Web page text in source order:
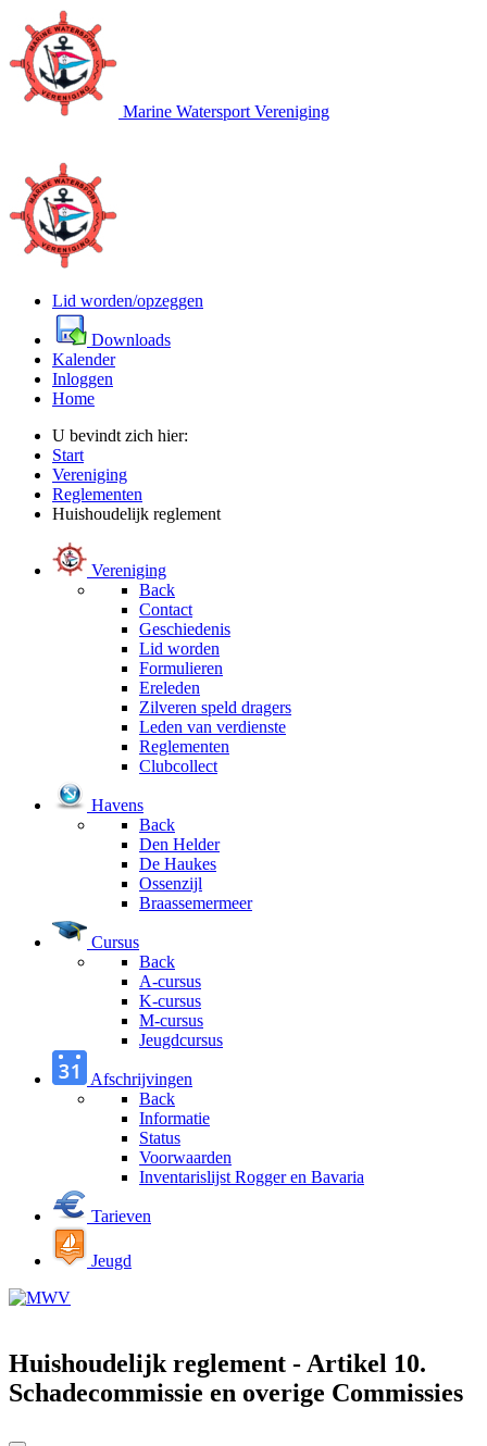
Marine Watersport Vereniging
Lid worden/opzeggen
Downloads
Kalender
Inloggen
Home
U bevindt zich hier:
Start
Vereniging
Reglementen
Huishoudelijk reglement
Vereniging
Back
Contact
Geschiedenis
Lid worden
Formulieren
Ereleden
Zilveren speld dragers
Leden van verdienste
Reglementen
Clubcollect
Havens
Back
Den Helder
De Haukes
Ossenzijl
Braassemermeer
Cursus
Back
A-cursus
K-cursus
M-cursus
Jeugdcursus
Afschrijvingen
Back
Informatie
Status
Voorwaarden
Inventarislijst Rogger en Bavaria
Tarieven
Jeugd
Huishoudelijk reglement - Artikel 10.
Schadecommissie en overige Commissies